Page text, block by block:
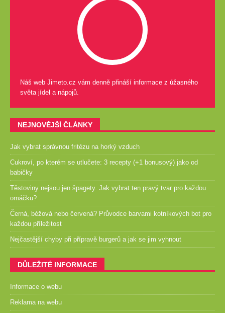
Náš web Jimeto.cz vám denně přináší informace z úžasného
světa jídel a nápojů.
NEJNOVĚJŠÍ ČLÁNKY
Jak vybrat správnou fritézu na horký vzduch
Cukroví, po kterém se utlučete: 3 recepty (+1 bonusový) jako od
babičky
Těstoviny nejsou jen špagety. Jak vybrat ten pravý tvar pro každou
omáčku?
Černá, béžová nebo červená? Průvodce barvami kotníkových bot pro
každou příležitost
Nejčastější chyby při přípravě burgerů a jak se jim vyhnout
DŮLEŽITÉ INFORMACE
Informace o webu
Reklama na webu